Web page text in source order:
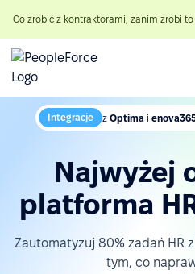
Co zrobić z kontraktorami, zanim zrobi to
Integracje z Optima i
Najwyżej
platforma
Zautomatyzuj 80% zadań HR
tym, co